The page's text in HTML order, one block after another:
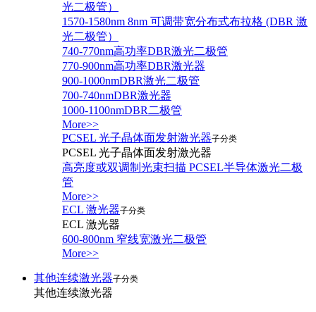
光二极管）
1570-1580nm 8nm 可调带宽分布式布拉格 (DBR 激
光二极管）
740-770nm高功率DBR激光二极管
770-900nm高功率DBR激光器
900-1000nmDBR激光二极管
700-740nmDBR激光器
1000-1100nmDBR二极管
More>>
PCSEL 光子晶体面发射激光器子分类
PCSEL 光子晶体面发射激光器
高亮度或双调制光束扫描 PCSEL半导体激光二极
管
More>>
ECL 激光器子分类
ECL 激光器
600-800nm 窄线宽激光二极管
More>>
其他连续激光器子分类
其他连续激光器